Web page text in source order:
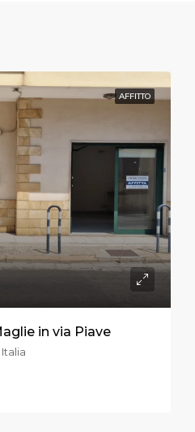
AFFITTO
in via Piave